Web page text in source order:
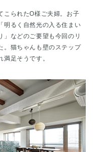
こられたO様ご夫婦。お子
明るく自然光の入る住まい
」などのご要望も今回のリ
。猫ちゃんも壁のステップ
足そうです。